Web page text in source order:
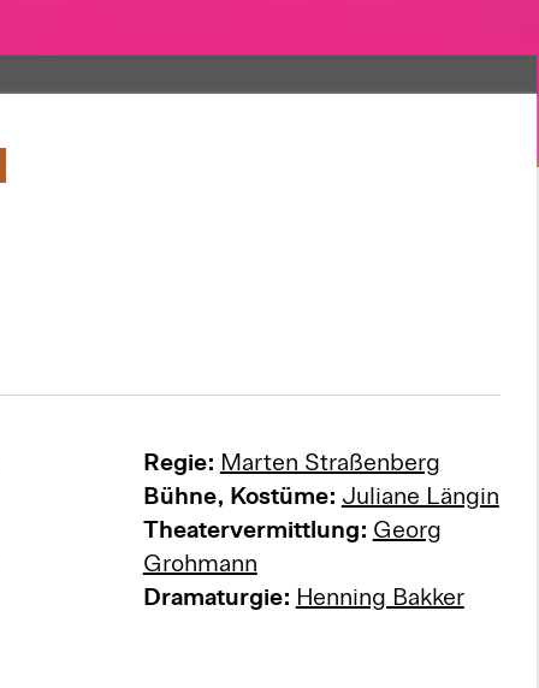
Regie: Marten Straßenberg
Bühne, Kostüme: Juliane Längin
Theatervermittlung: Georg
Grohmann
Dramaturgie: Henning Bakker